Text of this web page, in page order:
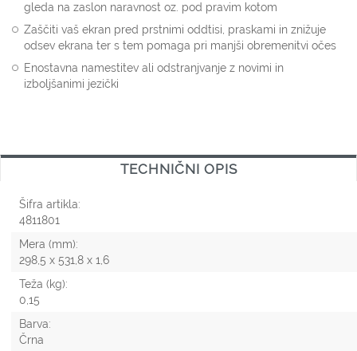
gleda na zaslon naravnost oz. pod pravim kotom
Zaščiti vaš ekran pred prstnimi oddtisi, praskami in znižuje
odsev ekrana ter s tem pomaga pri manjši obremenitvi očes
Enostavna namestitev ali odstranjvanje z novimi in
izboljšanimi jezički
TECHNIČNI OPIS
Šifra artikla:
4811801
Mera (mm):
298,5 x 531,8 x 1,6
Teža (kg):
0,15
Barva:
Črna